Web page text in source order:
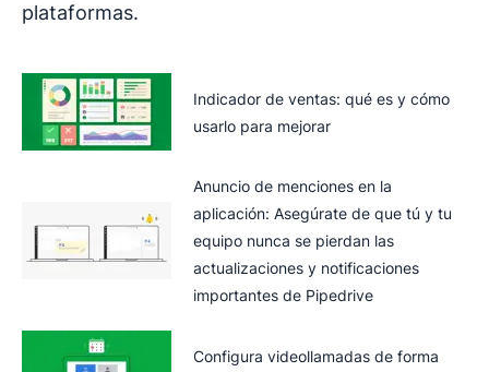
plataformas.
Indicador de ventas: qué es y cómo
usarlo para mejorar
Anuncio de menciones en la
aplicación: Asegúrate de que tú y tu
equipo nunca se pierdan las
actualizaciones y notificaciones
importantes de Pipedrive
Configura videollamadas de forma